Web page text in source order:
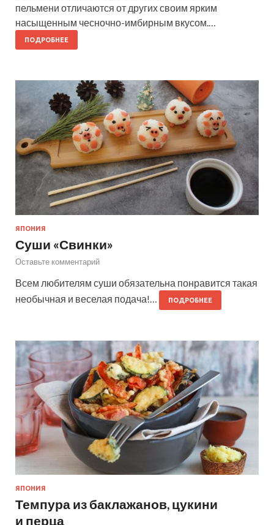
пельмени отличаются от других своим ярким
насыщенным чесночно-имбирным вкусом.…
ПОДРОБНЕЕ
ЯПОНИЯ
Суши «Свинки»
Оставьте комментарий
Всем любителям суши обязательна понравится такая
необычная и веселая подача!…
ПОДРОБНЕЕ
ЯПОНИЯ
Темпура из баклажанов, цукини
и перца